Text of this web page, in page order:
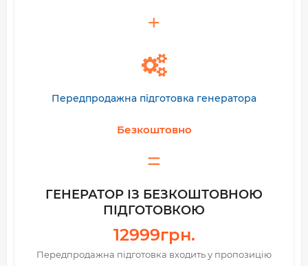
Передпродажна підготовка генератора
Безкоштовно
ГЕНЕРАТОР ІЗ БЕЗКОШТОВНОЮ
ПІДГОТОВКОЮ
12999грн.
Передпродажна підготовка входить у пропозицію